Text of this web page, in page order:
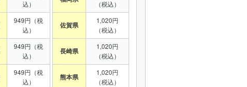
込）
949円（税
込）
949円（税
込）
949円（税
込）
（税込）
佐賀県
1,020円
（税込）
長崎県
1,020円
（税込）
熊本県
1,020円
（税込）